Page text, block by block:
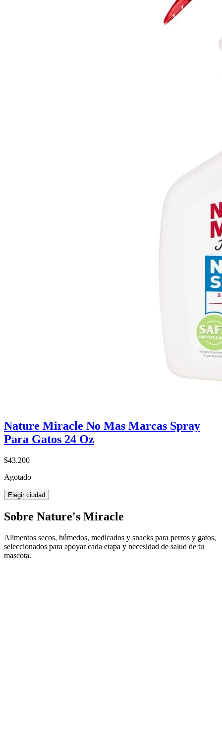
Nature Miracle No Mas Marcas Spray
Para Gatos 24 Oz
$43.200
Agotado
Elegir ciudad
Sobre Nature's Miracle
Alimentos secos, húmedos, medicados y snacks para perros y gatos,
seleccionados para apoyar cada etapa y necesidad de salud de tu
mascota.